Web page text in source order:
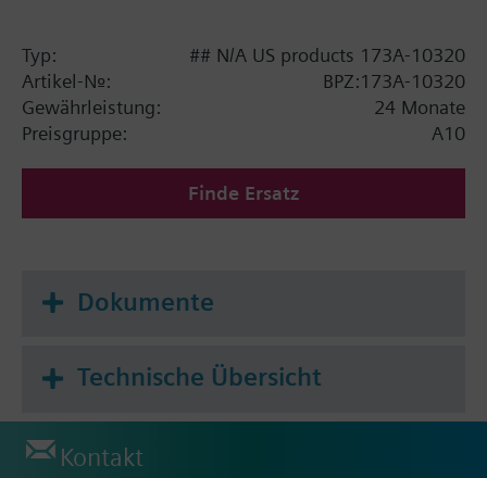
stem and an operating handle that can manually
operate valve in the event of power failure.
Typ:
## N/A US products 173A-10320
Artikel-Nr.:
BPZ:173A-10320
Gewährleistung:
24 Monate
Preisgruppe:
A10
Finde Ersatz
Dokumente
Technische Übersicht
Kontakt